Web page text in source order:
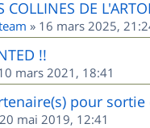
COLLINES DE
» 16 mars 2025,
!!
mars 2021, 18:41
pour
20 mai 2019, 12:41